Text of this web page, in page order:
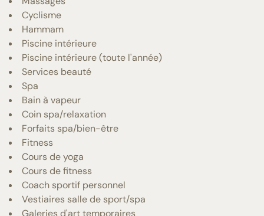
Cyclisme
Hammam
Piscine intérieure
Piscine intérieure (toute l'année)
Services beauté
Spa
Bain à vapeur
Coin spa/relaxation
Forfaits spa/bien-être
Fitness
Cours de yoga
Cours de fitness
Coach sportif personnel
Vestiaires salle de sport/spa
Galeries d'art temporaires